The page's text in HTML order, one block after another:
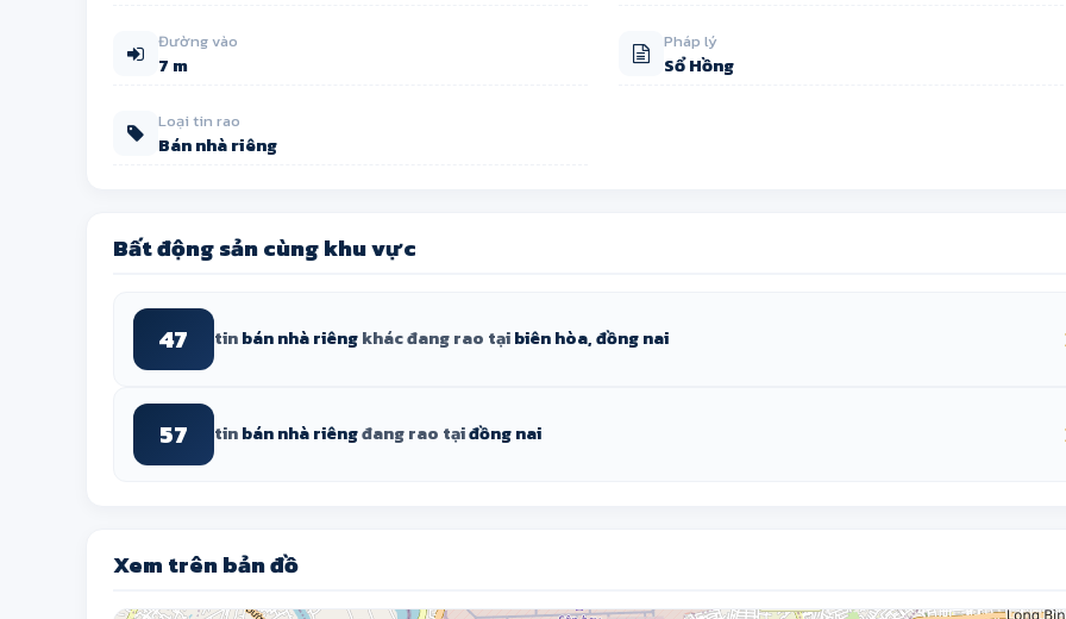
Đường vào
7 m
Pháp lý
Sổ Hồng
Loại tin rao
Bán nhà riêng
Bất động sản cùng khu vực
47 tinbán nhà riêngkhác đang rao tạibiên hòa, đồng nai
57 tinbán nhà riêngđang rao tạiđồng nai
Xem trên bản đồ